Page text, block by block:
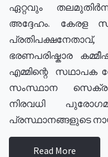
ഏറ്റവും
അദ്ദേഹം. കേരള
ഭരണപരിഷ്കാര
എമ്മിന്റെ സഥാപക
സംസ്ഥാന
നിരവധി
പ്രസ്ഥാനങ്ങളുടെ
Read More